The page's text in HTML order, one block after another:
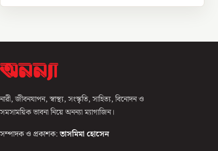
নারী, জীবনযাপন, স্বাস্থ্য, সংস্কৃতি, সাহিত্য, বিনোদন ও
সমসাময়িক ভাবনা নিয়ে অনন্যা ম্যাগাজিন।
সম্পাদক ও প্রকাশক: তাসমিমা হোসেন